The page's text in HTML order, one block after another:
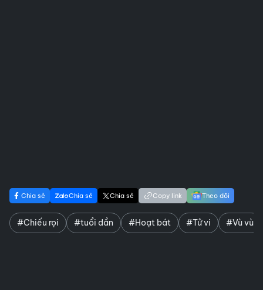
Chia sẻ Chia sẻ Chia sẻ Copy link Theo dõi
#Chiếu rọi #tuổi dần #Hoạt bát #Tử vi #Vù vù